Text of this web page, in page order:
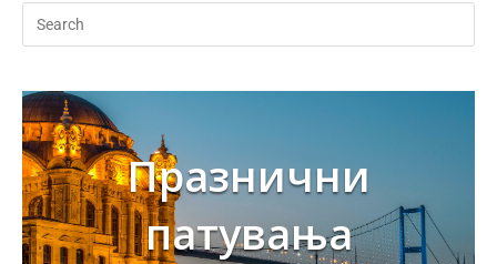
Празнични
патувања